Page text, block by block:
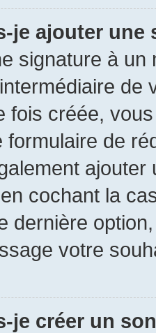
je ajouter une
signature à un
fois créée,
formulaire de
cochant la
dernière
votre
je créer un